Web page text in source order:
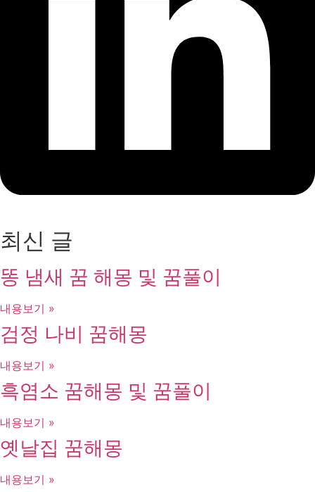
최신 글
똥 냄새 꿈 해몽 및 꿈풀이
내용보기 »
검정 나비 꿈해몽
내용보기 »
흑염소 꿈해몽 및 꿈풀이
내용보기 »
옛날집 꿈해몽
내용보기 »